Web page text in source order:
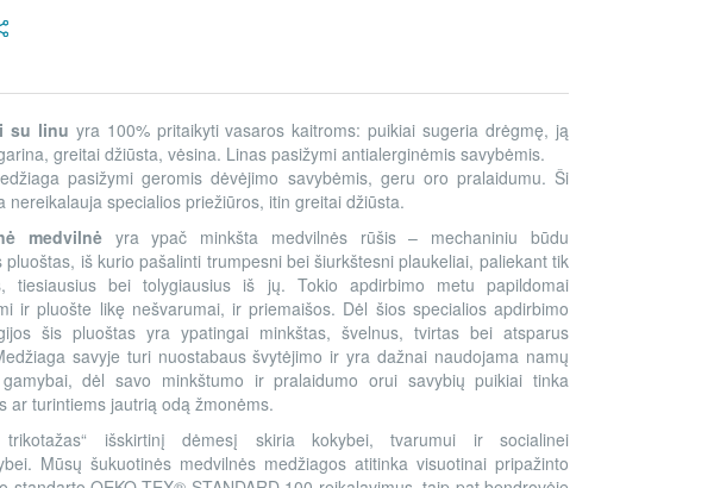
su linu yra 100% pritaikyti vasaros kaitroms: puikiai sugeria drėgmę, ją
greitai džiūsta, vėsina. Linas pasižymi antialerginėmis savybėmis.
pasižymi geromis dėvėjimo savybėmis, geru oro pralaidumu. Ši
nereikalauja specialios priežiūros, itin greitai džiūsta.
medvilnėyra ypač minkšta medvilnės rūšis – mechaniniu būdu
pluoštas, iš kurio pašalinti trumpesni bei šiurkštesni plaukeliai, paliekant tik
tiesiausius bei tolygiausius iš jų. Tokio apdirbimo metu papildomai
ir pluošte likę nešvarumai, ir priemaišos. Dėl šios specialios apdirbimo
šis pluoštas yra ypatingai minkštas, švelnus, tvirtas bei atsparus
savyje turi nuostabaus švytėjimo ir yra dažnai naudojama namų
dėl savo minkštumo ir pralaidumo orui savybių puikiai tinka
ar turintiems jautrią odą žmonėms.
trikotažas“ išskirtinį dėmesį skiria kokybei, tvarumui ir socialinei
Mūsų šukuotinės medvilnės medžiagos atitinka visuotinai pripažinto